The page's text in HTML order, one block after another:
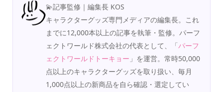
💫記事監修｜編集長 KOS
キャラクターグッズ専門メディアの編集長。これ
までに12,000本以上の記事を執筆・監修。パーフ
ェクトワールド株式会社の代表として、「パーフ
ェクトワールドトーキョー 」を運営。常時50,000
点以上のキャラクターグッズを取り扱い、毎月
1,000点以上の新商品を自ら確認・選定してい